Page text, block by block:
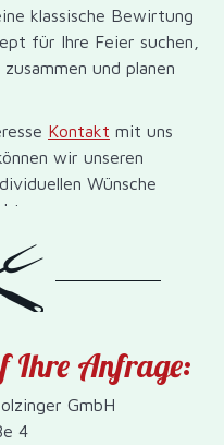
klassische Bewirtung
für Ihre Feier suchen,
und planen
Kontakt mit uns
wir unseren
Wünsche
Ihre Anfrage:
GmbH
4